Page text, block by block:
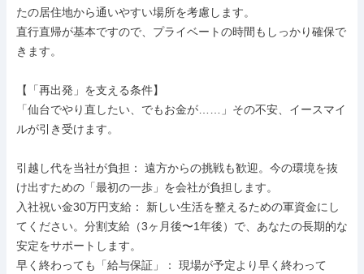
たの居住地から通いやすい場所を考慮します。
直行直帰が基本ですので、プライベートの時間もしっかり確保で
きます。
【「再出発」を支える条件】
「仙台でやり直したい、でもお金が……」その不安、イースマイ
ルが引き受けます。
引越し代を当社が負担： 遠方からの挑戦も歓迎。今の環境を抜
け出すための「最初の一歩」を会社が負担します。
入社祝い金30万円支給： 新しい生活を整えるための軍資金にし
てください。分割支給（3ヶ月後〜1年後）で、あなたの長期的な
安定をサポートします。
早く終わっても「給与保証」： 現場が予定より早く終わって